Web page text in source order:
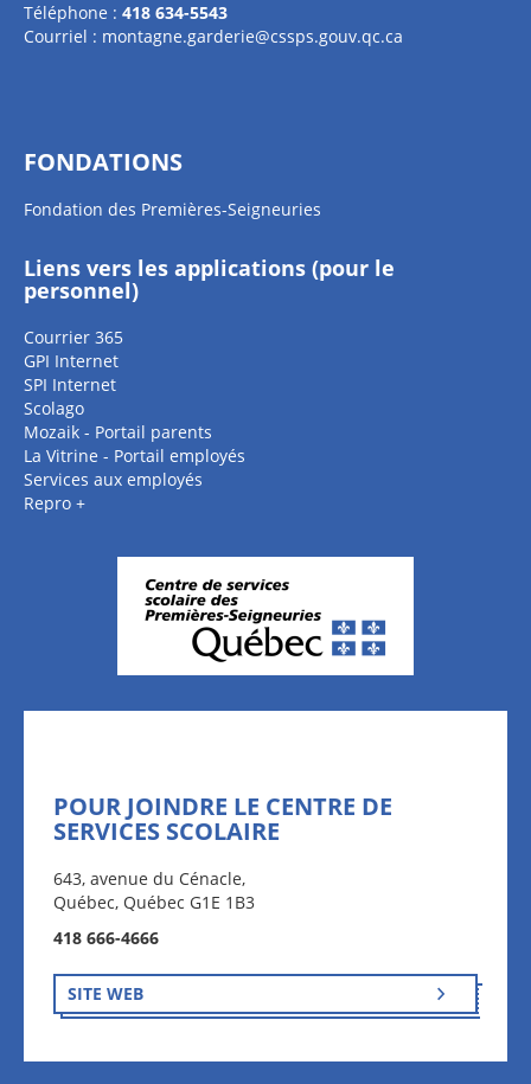
Téléphone : 418 634-5543
Courriel : montagne.garderie@cssps.gouv.qc.ca
FONDATIONS
Fondation des Premières-Seigneuries
Liens vers les applications (pour le
personnel)
Courrier 365
GPI Internet
SPI Internet
Scolago
Mozaik - Portail parents
La Vitrine - Portail employés
Services aux employés
Repro +
POUR JOINDRE LE CENTRE DE
SERVICES SCOLAIRE
643, avenue du Cénacle,
Québec, Québec G1E 1B3
418 666-4666
SITE WEB